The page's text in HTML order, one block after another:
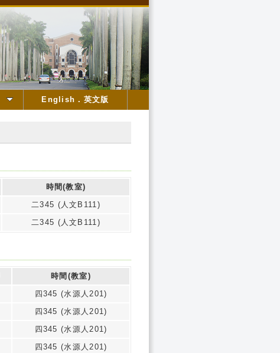
English．英文版
時間(教室)
二345 (人文B111)
二345 (人文B111)
時間(教室)
四345 (水源人201)
四345 (水源人201)
四345 (水源人201)
四345 (水源人201)